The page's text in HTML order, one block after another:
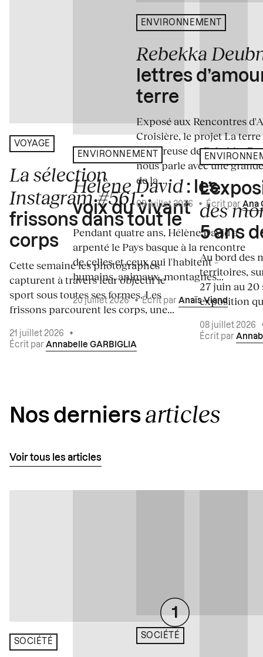
VOYAGE
La sélection
Instagram #561:
frissons dans tout le
corps
Cette semaine les photographes
capturent à travers leur objectif le
sport sous toutes ses formes. Les
frissons parcourent les corps, une...
21 juillet 2026
•
Écrit par Annabelle GARBIGLIA
ENVIRONNEMENT
Hélène David : les
voix du vivant
Pendant quatre ans, Hélène David a
arpenté le Pays basque à la rencontre
de celles et ceux qui l'habitent –
humains, animaux, montagnes...
20 juillet 2026•Écrit par Anaïs Viand
ENVIRONNEMENT
Rebekka
lettres
terre
Exposé aux Rencontres
Croisière, le projet La terre
amoureuse de Rebekka
nous parle avec une
de la...
09 juillet 2026 • Écrit par Ana
des
5 ans
Au bord des
territoires,
27 juin au 20
exposition
08 juillet 2026
Écrit par
Nos derniers articles
Voir tous les articles
SOCIÉTÉ
SOCIÉTÉ